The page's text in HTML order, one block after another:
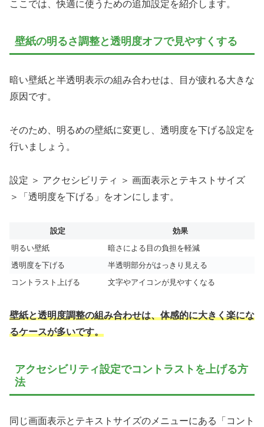
ここでは、快適に使うための追加設定を紹介します。
壁紙の明るさ調整と透明度オフで見やすくする
暗い壁紙と半透明表示の組み合わせは、目が疲れる大きな
原因です。
そのため、明るめの壁紙に変更し、透明度を下げる設定を
行いましょう。
設定 ＞ アクセシビリティ ＞ 画面表示とテキストサイズ
＞「透明度を下げる」をオンにします。
設定
効果
明るい壁紙
暗さによる目の負担を軽減
透明度を下げる
半透明部分がはっきり見える
コントラスト上げる
文字やアイコンが見やすくなる
壁紙と透明度調整の組み合わせは、体感的に大きく楽にな
るケースが多いです。
アクセシビリティ設定でコントラストを上げる方
法
同じ画面表示とテキストサイズのメニューにある「コント